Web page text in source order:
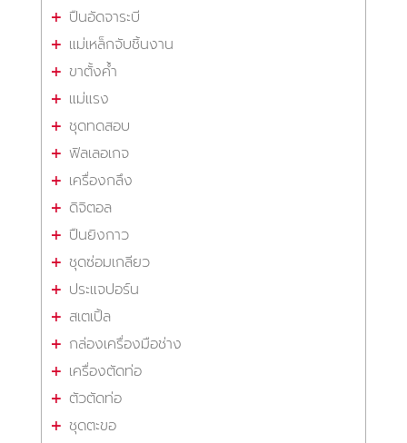
ปืนอัดจาระบี
แม่เหล็กจับชิ้นงาน
ขาตั้งค้ำ
แม่แรง
ชุดทดสอบ
ฟิลเลอเกจ
เครื่องกลึง
ดิจิตอล
ปืนยิงกาว
ชุดซ่อมเกลียว
ประแจปอร์น
สเตเปิ้ล
กล่องเครื่องมือช่าง
เครื่องตัดท่อ
ตัวตัดท่อ
ชุดตะขอ